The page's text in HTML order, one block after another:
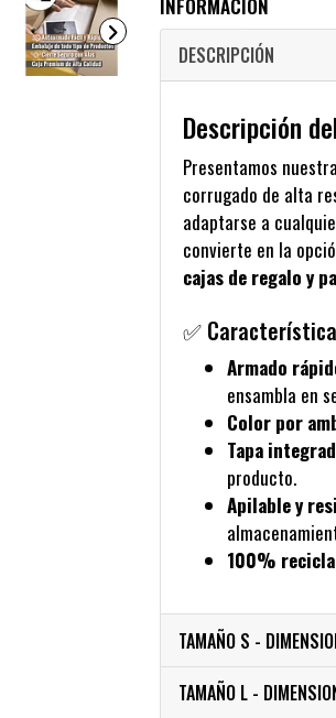
INFORMACIÓN
DESCRIPCIÓN
Descripción
Presentamos nuestra
corrugado de alta
adaptarse a
convierte en la
cajas de regalo y
✅
Armado
ensambla en
Color por
Tapa
producto.
Apilable y
100%
TAMAÑO S -
TAMAÑO L -